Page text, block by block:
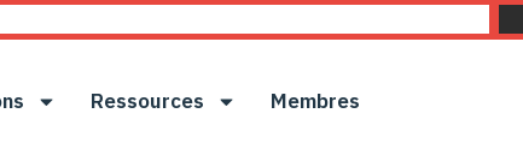
Ressources Membres